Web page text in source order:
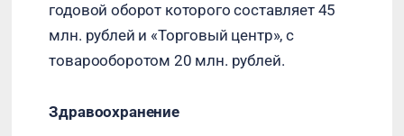
годовой оборот которого составляет 45
млн. рублей и «Торговый центр», с
товарооборотом 20 млн. рублей.
Здравоохранение